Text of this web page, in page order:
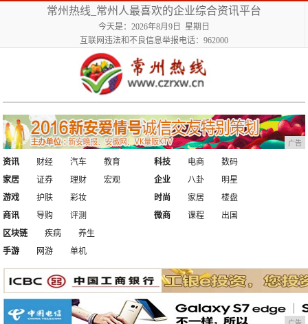
常州热线_常州人最喜欢的企业综合资讯平台
今天是：2026年8月9日 星期日
互联网违法和不良信息举报电话：962000
广告
资讯 财经 汽车
教育
家居
证券 理财 宏观
科技 电商
数码
企业
八卦
明星
游戏
护肤
彩妆
商讯
导购 评测
时尚 家居
楼盘
微商
课程
出国
区块链
疾病
养生
手游
网游 单机